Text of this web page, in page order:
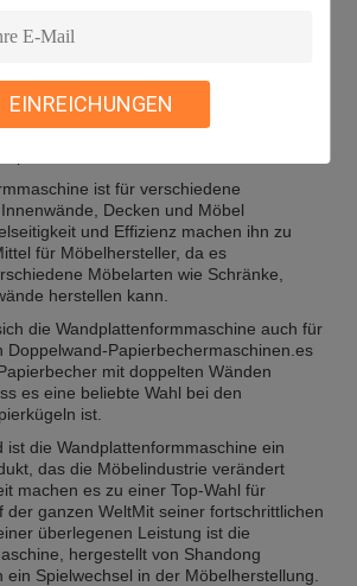
EINREICHUNGEN
Eigenschaften der
ist die automatische EPS-
und glatten OberflächenDie Maschine
eine hohe Produktionskapazität, was
ist für verschiedene
Decken und Möbel
und Effizienz machen ihn zu
für Möbelhersteller, da es
Möbelarten wie Schränke,
herstellen kann.
die Wandplattenformmaschine auch für
Doppelwand-Papierbechermaschinen.es
mit doppelten Wänden
es eine beliebte Wahl bei den
ist.
ist die Wandplattenformmaschine ein
das die Möbelindustrie verändert
machen es zu einer Top-Wahl für
der ganzen WeltMit seiner fortschrittlichen
überlegenen Leistung ist die
hergestellt von Shandong
ein Spielwechsel in der Möbelherstellung.